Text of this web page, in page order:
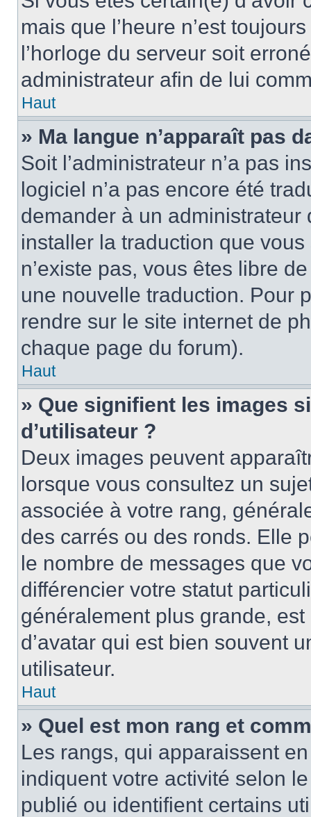
mais que l’heure n’est
l’horloge du serveur soit
administrateur afin de lui
Haut
» Ma langue n’apparaît pas
Soit l’administrateur n’a pas
logiciel n’a pas encore été
demander à un administrateur
installer la traduction que
n’existe pas, vous êtes libre
une nouvelle traduction. Pour
rendre sur le site internet de
chaque page du forum).
Haut
» Que signifient les images
d’utilisateur ?
Deux images peuvent
lorsque vous consultez un
associée à votre rang,
des carrés ou des ronds. Elle
le nombre de messages que
différencier votre statut
généralement plus grande,
d’avatar qui est bien souvent
utilisateur.
Haut
» Quel est mon rang et
Les rangs, qui apparaissent
indiquent votre activité selon
publié ou identifient certains